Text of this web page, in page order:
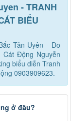
- TRANH
BIỂU
Tân Uyên - Do
Động Nguyễn
biểu diễn Tranh
0903909623.
ở đâu?